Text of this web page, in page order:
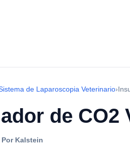
de Laparoscopia Veterinario›
de CO2
Por Kalstein